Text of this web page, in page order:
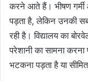
करने आते हैं। भीषण गर्मी
पड़ता है, लेकिन उनकी सबसे
रही है। विद्यालय का
परेशानी का सामना
भटकना पड़ता है या